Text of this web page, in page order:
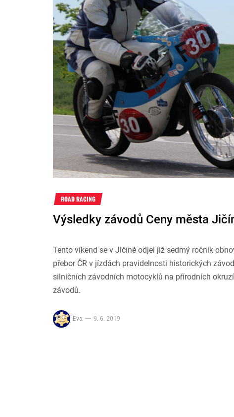
ROAD RACING
Výsledky závodů Ceny města
Tento víkend se v Jičíně odjel již sedmý ročník
přebor ČR v jízdách pravidelnosti historických
silničních závodních motocyklů na přírodních
závodů.
Eva 9. 6. 2019